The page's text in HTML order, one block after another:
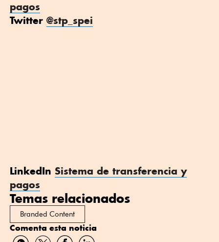
pagos
Twitter @stp_spei
LinkedIn Sistema de transferencia y
pagos
Temas relacionados
Branded Content
Comenta esta noticia